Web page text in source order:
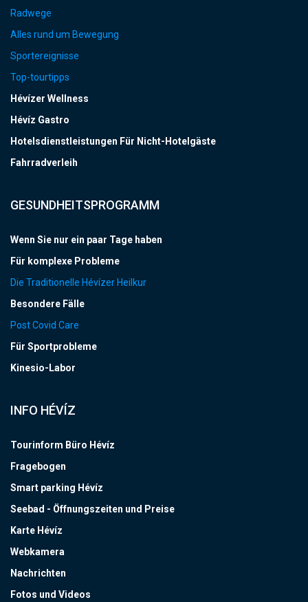
Radwege
Alles rund um Bewegung
Sportereignisse
Top-tourtipps
Hévízer Wellness
Hévíz Gastro
Hotelsdienstleistungen Für Nicht-Hotelgäste
Fahrradverleih
GESUNDHEITSPROGRAMM
Wenn Sie nur ein paar Tage haben
Für komplexe Probleme
Die Traditionelle Hévízer Heilkur
Besondere Fälle
Post Covid Care
Für Sportprobleme
Kinesio-Labor
INFO HÉVÍZ
Tourinform Büro Hévíz
Fragebogen
Smart parking Hévíz
Seebad - Öffnungszeiten und Preise
Karte Hévíz
Webkamera
Nachrichten
Fotos und Videos